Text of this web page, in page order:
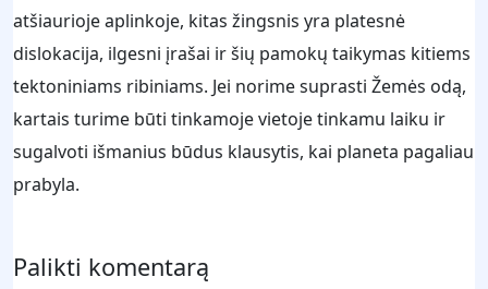
atšiaurioje aplinkoje, kitas žingsnis yra platesnė
dislokacija, ilgesni įrašai ir šių pamokų taikymas kitiems
tektoniniams ribiniams. Jei norime suprasti Žemės odą,
kartais turime būti tinkamoje vietoje tinkamu laiku ir
sugalvoti išmanius būdus klausytis, kai planeta pagaliau
prabyla.
Palikti komentarą